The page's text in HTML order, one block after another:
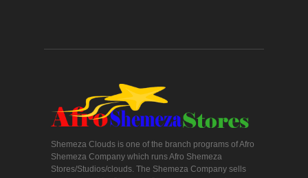
Shemeza Clouds is one of the branch programs of Afro
Shemeza Company which runs Afro Shemeza
Stores/Studios/clouds. The Shemeza Company sells